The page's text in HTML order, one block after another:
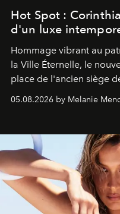
Hot Spot :
d'un luxe
Hommage vibrant au
la Ville Éternelle, le
place de l'ancien siège
de vivre Romain dans
05.08.2026 by Melanie